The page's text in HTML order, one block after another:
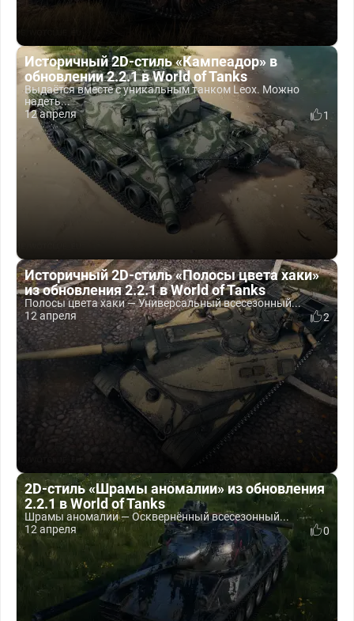
Историчный 2D-стиль «Кампеадор» в
обновлении 2.2.1 в World of Tanks
Выдаётся вместе с уникальным танком Leox. Можно
надеть...
12 апреля
1
Историчный 2D-стиль «Полосы цвета хаки»
из обновления 2.2.1 в World of Tanks
Полосы цвета хаки — Универсальный всесезонный...
12 апреля
2
2D-стиль «Шрамы аномалии» из обновления
2.2.1 в World of Tanks
Шрамы аномалии — Осквернённый всесезонный...
12 апреля
0